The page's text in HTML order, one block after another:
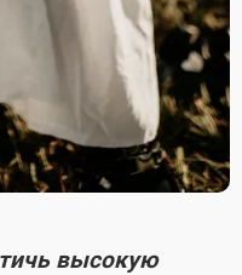
высокую